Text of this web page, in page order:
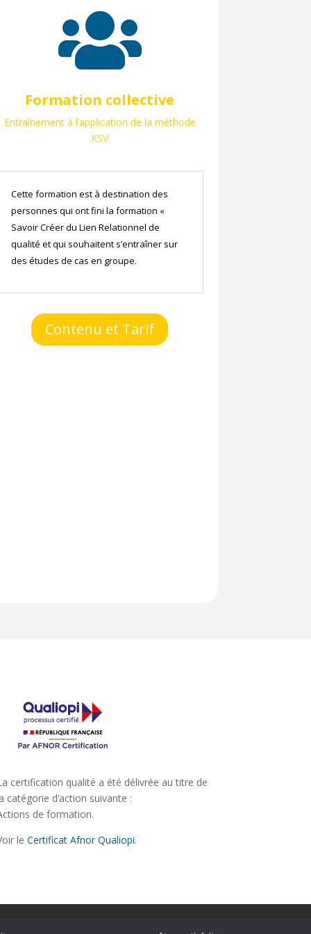

Formation collective
Entraînement à l’application de la méthode
KSV
Cette formation est à destination des
personnes qui ont fini la formation «
Savoir Créer du Lien Relationnel de
qualité et qui souhaitent s’entraîner sur
des études de cas en groupe.
Contenu et Tarif
certification qualité a été délivrée au titre de
catégorie d’action suivante :
de formation.
le Certificat Afnor Qualiopi.